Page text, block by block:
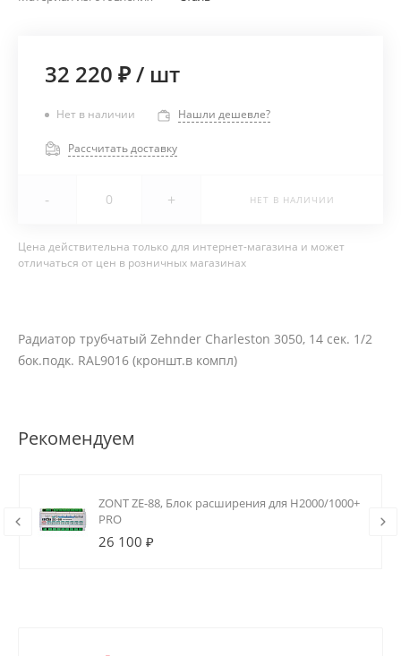
32 220 ₽/ шт
Нет в наличии Нашли дешевле?
Рассчитать доставку
- + НЕТ В НАЛИЧИИ
Цена действительна только для интернет-магазина и может
отличаться от цен в розничных магазинах
Радиатор трубчатый Zehnder Charleston 3050, 14 сек. 1/2
бок.подк. RAL9016 (кроншт.в компл)
Рекомендуем
ZONT ZE-88, Блок расширения для H2000/1000+
PRO
26 100 ₽